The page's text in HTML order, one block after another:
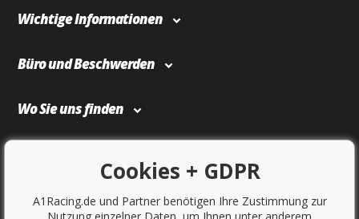
Wichtige Informationen
Büro und Beschwerden
Wo Sie uns finden
Cookies + GDPR
A1Racing.de und Partner benötigen Ihre Zustimmung zur